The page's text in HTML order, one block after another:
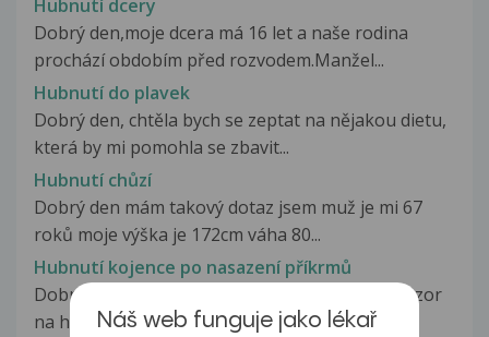
Hubnutí dcery
Dobrý den,moje dcera má 16 let a naše rodina
prochází obdobím před rozvodem.Manžel...
Hubnutí do plavek
Dobrý den, chtěla bych se zeptat na nějakou dietu,
která by mi pomohla se zbavit...
Hubnutí chůzí
Dobrý den mám takový dotaz jsem muž je mi 67
roků moje výška je 172cm váha 80...
Hubnutí kojence po nasazení příkrmů
Dobrý den! Chtěla bych se zeptat, jaký máte názor
na hubnutí kojence po nasazení...
Náš web funguje jako lékař